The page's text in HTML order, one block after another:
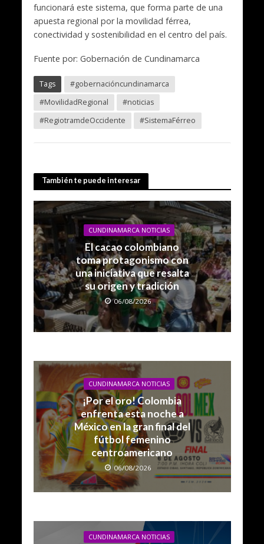
funcionará este sistema, que forma parte de una
apuesta regional por la movilidad férrea,
conectividad y sostenibilidad en el centro del país.
Fuente por: Gobernación de Cundinamarca
Tags
#gobernacióncundinamarca
#MovilidadRegional
#noticias
#RegiotramdeOccidente
#SistemaFérreo
También te puede interesar
CUNDINAMARCA NOTICIAS
El cacao colombiano
toma protagonismo con
una iniciativa que resalta
su origen y tradición
06/08/2026
CUNDINAMARCA NOTICIAS
¡Por el oro! Colombia
enfrenta esta noche a
México en la gran final del
fútbol femenino
centroamericano
06/08/2026
CUNDINAMARCA NOTICIAS